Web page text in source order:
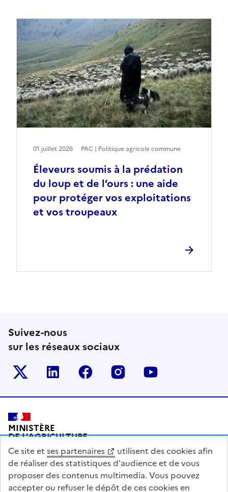
Éleveurs soumis à la prédation
du loup et de l’ours : une aide
pour protéger vos exploitations
et vos troupeaux
01 juillet 2026 PAC | Politique agricole commune
Suivez-nous
sur les réseaux sociaux
Le ministère sur Twitter
Le ministère sur LinkedIn
Le ministère sur Facebook
Le ministère sur
Pied de page
MINISTÈRE
DE L'AGRICULTURE
DE L'AGRO-ALIMENTAIRE
ET DE LA SOUVERAINETÉ
ALIMENTAIRE
Ce site et ses partenaires
utilisent des cookies afin
de réaliser des statistiques d'audience et de vous
proposer des contenus multimedia. Vous pouvez
accepter ou refuser le dépôt de ces cookies en